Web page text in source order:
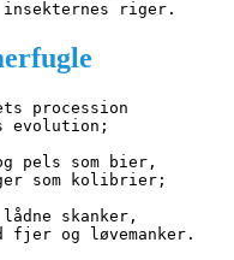
insekternes riger.
procession
evolution;
pels som bier,
som kolibrier;
skanker,
fjer og løvemanker.